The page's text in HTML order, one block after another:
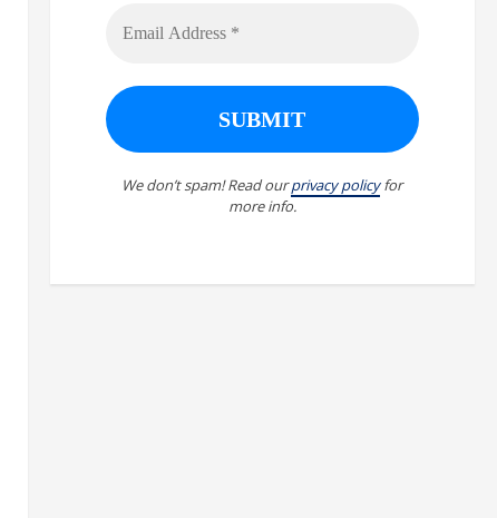
We don’t spam! Read ourprivacy policyfor
more info.